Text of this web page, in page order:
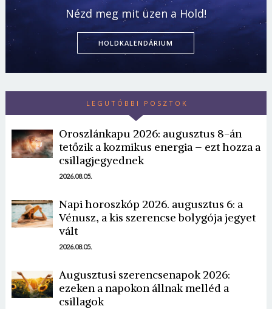
Nézd meg mit üzen a Hold!
HOLDKALENDÁRIUM
LEGUTÓBBI POSZTOK
Oroszlánkapu 2026: augusztus 8-án
tetőzik a kozmikus energia – ezt hozza a
csillagjegyednek
2026.08.05.
Napi horoszkóp 2026. augusztus 6: a
Vénusz, a kis szerencse bolygója jegyet
vált
2026.08.05.
Augusztusi szerencsenapok 2026:
ezeken a napokon állnak melléd a
csillagok
Borsonline bejelentkezés
E-mail cím vagy felhasználónév
Jelszó